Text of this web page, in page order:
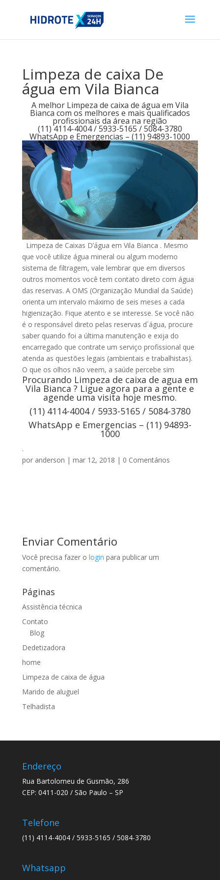
Limpeza de caixa De
água em Vila Bianca
A melhor Limpeza de caixa de água em Vila
Bianca com os melhores e mais qualificados
profissionais da área na região
(11) 4114-4004 / 5933-5165 / 5084-3780
WhatsApp e Emergencias – (11) 94893-1000
Limpeza de Caixas D’água em Vila Bianca . Mesmo
que você utilize água mineral ou algum moderno
sistema de filtragem, vale lembrar que em diversos
outros momentos você tem contato direto com água
das reservas. A OMS (Organização Mundial da Saúde)
orienta um intervalo máximo de seis meses a cada
higienização. Fique atento e se interesse. Se você não
é o responsável direto pelas reservas d´água, procure
saber quando foi a última manutenção e exija do
encarregado que contrate um serviço profissional que
atenda as questões legais (ambientais e trabalhistas).
O que os olhos não veem, a saúde percebe sim
Procurando Limpeza de caixa de agua em
Vila Bianca ? Ligue agora para a gente e
agende uma visita hoje mesmo.
(11) 4114-4004 / 5933-5165 / 5084-3780
WhatsApp e Emergencias – (11) 94893-
1000
.
por anderson | mar 12, 2018 | 0 Comentários
Enviar Comentário
Você precisa fazer o login para publicar um
comentário.
Páginas
Assistência técnica
Contato
Blog
Dedetizadora
home
Limpeza de caixa de água
Marido de aluguel
Telhadista
Endereço
Rua Bartolomeu de Gusmão, 286
CEP: 0411-020 / São Paulo – SP
Telefone
(11) 4114-4004 / 5933-5165 / 5084-3780
Whatsapp